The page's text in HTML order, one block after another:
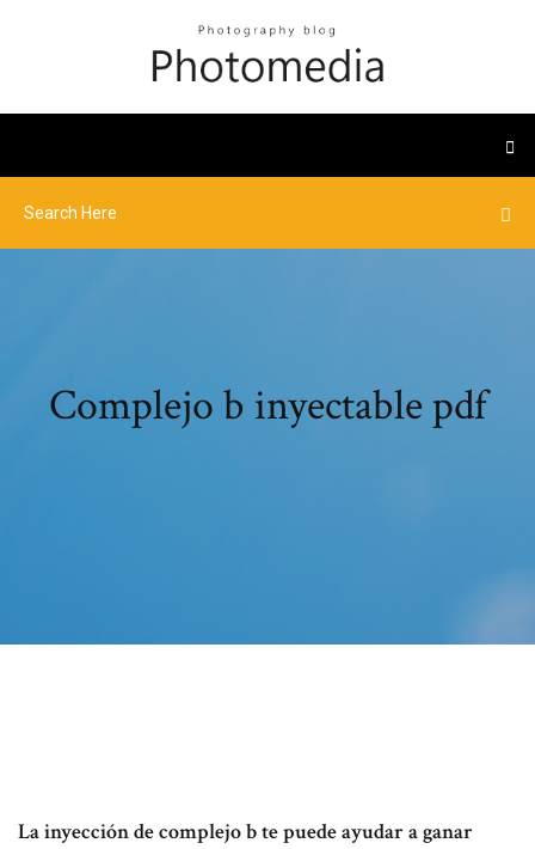
Complejo b inyectable pdf
La inyección de complejo b te puede ayudar a ganar